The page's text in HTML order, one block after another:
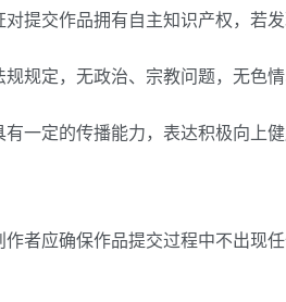
提交作品拥有自主知识产权，若
规定，无政治、宗教问题，无色情
一定的传播能力，表达积极向上健
者应确保作品提交过程中不出现